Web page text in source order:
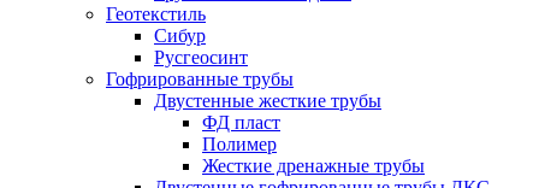
Геотекстиль
Сибур
Русгеосинт
Гофрированные трубы
Двустенные жесткие трубы
ФД пласт
Полимер
Жесткие дренажные трубы